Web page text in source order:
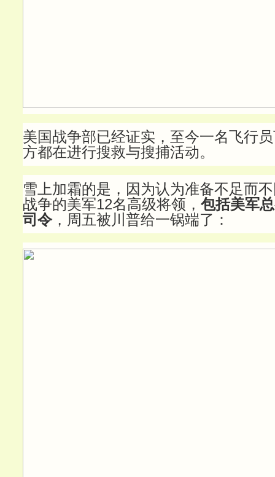
美国战争部已经证实，至今一名飞行
方都在进行搜救与搜捕活动。
雪上加霜的是，因为认为准备不足而
战争的美军12名高级将领， 包括美军
司令，周五被川普给一锅端了：